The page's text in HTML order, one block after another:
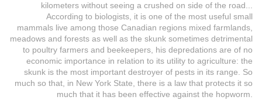
kilometers without seeing a crushed on side of the road...
According to biologists, it is one of the most useful small
mammals live among those Canadian regions mixed farmlands,
meadows and forests as well as the skunk sometimes detrimental
to poultry farmers and beekeepers, his depredations are of no
economic importance in relation to its utility to agriculture: the
skunk is the most important destroyer of pests in its range. So
much so that, in New York State, there is a law that protects it so
much that it has been effective against the hopworm.